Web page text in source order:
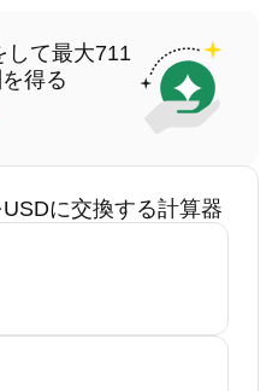
して最大711
得る
に交換する計算器